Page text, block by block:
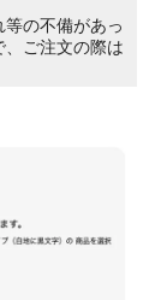
の不備があっ
ご注文の際は